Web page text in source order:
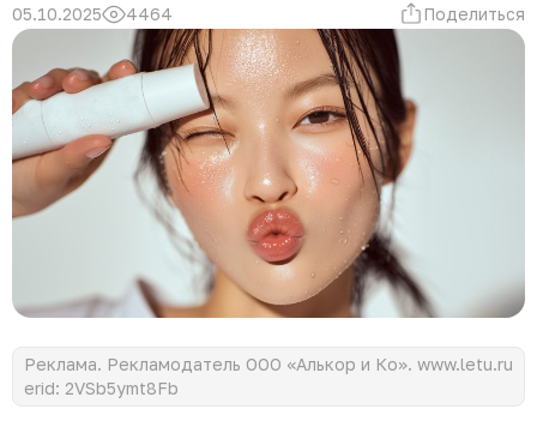
05.10.2025 4464 Поделиться
Реклама. Рекламодатель ООО «Алькор и Ко». www.letu.ru
erid: 2VSb5ymt8Fb